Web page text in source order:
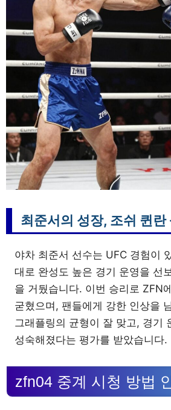
최준서의 성장, 조쉬 퀸란
야차 최준서 선수는 UFC 경험이
대로 완성도 높은 경기 운영을 선
을 거뒀습니다. 이번 승리로 ZFN
굳혔으며, 팬들에게 강한 인상을
그래플링의 균형이 잘 맞고, 경기
성숙해졌다는 평가를 받았습니다.
zfn04 중계 시청 방법